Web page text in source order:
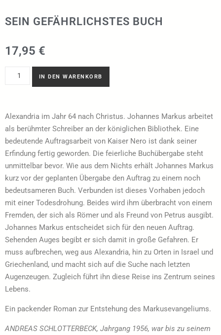
SEIN GEFÄHRLICHSTES BUCH
17,95 €
IN DEN WARENKORB
Alexandria im Jahr 64 nach Christus. Johannes Markus arbeitet
als berühmter Schreiber an der königlichen Bibliothek. Eine
bedeutende Auftragsarbeit von Kaiser Nero ist dank seiner
Erfindung fertig geworden. Die feierliche Buchübergabe steht
unmittelbar bevor. Wie aus dem Nichts erhält Johannes Markus
kurz vor der geplanten Übergabe den Auftrag zu einem noch
bedeutsameren Buch. Verbunden ist dieses Vorhaben jedoch
mit einer Todesdrohung. Beides wird ihm überbracht von einem
Fremden, der sich als Römer und als Freund von Petrus ausgibt.
Johannes Markus entscheidet sich für den neuen Auftrag.
Sehenden Auges begibt er sich damit in große Gefahren. Er
muss aufbrechen, weg aus Alexandria, hin zu Orten in Israel und
Griechenland, und macht sich auf die Suche nach letzten
Augenzeugen. Zugleich führt ihn diese Reise ins Zentrum seines
Lebens.
Ein packender Roman zur Entstehung des Markusevangeliums.
ANDREAS SCHLOTTERBECK, Jahrgang 1956, war bis zu seinem